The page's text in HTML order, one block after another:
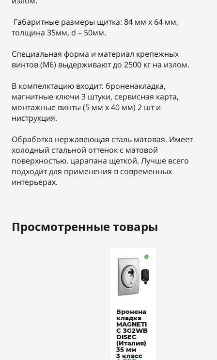
Габаритные размеры щитка: 84 мм х 64 мм,
толщина 35мм, d – 50мм.
Специальная форма и материал крепежных
винтов (М6) выдерживают до 2500 кг на излом.
В компелктацию входит: броненакладка,
магнитные ключи 3 штуки, сервисная карта,
монтажные винты (5 мм х 40 мм) 2 шт и
ниструкция.
Обработка нержавеющая сталь матовая. Имеет
холодный стальной оттенок с матовой
поверхностью, царапана щеткой. Лучше всего
подходит для применения в современных
интерьерах.
Просмотренные товары
Бронена
кладка
MAGNETI
C 3G2WB
DISEC
(Италия)
35 мм
3 класс